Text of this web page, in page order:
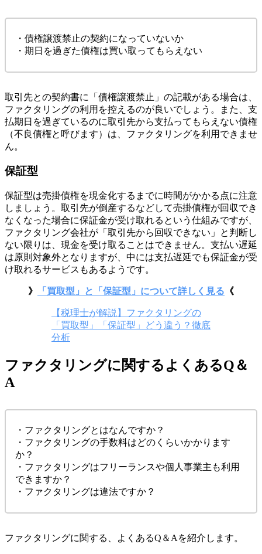
・債権譲渡禁止の契約になっていないか
・期日を過ぎた債権は買い取ってもらえない
取引先との契約書に「債権譲渡禁止」の記載がある場合は、
ファクタリングの利用を控えるのが良いでしょう。また、支
払期日を過ぎているのに取引先から支払ってもらえない債権
（不良債権と呼びます）は、ファクタリングを利用できませ
ん。
保証型
保証型は売掛債権を現金化するまでに時間がかかる点に注意
しましょう。取引先が倒産するなどして売掛債権が回収でき
なくなった場合に保証金が受け取れるという仕組みですが、
ファクタリング会社が「取引先から回収できない」と判断し
ない限りは、現金を受け取ることはできません。支払い遅延
は原則対象外となりますが、中には支払遅延でも保証金が受
け取れるサービスもあるようです。
》 「買取型」と「保証型」について詳しく見る 《
【税理士が解説】ファクタリングの
「買取型」「保証型」どう違う？徹底
分析
ファクタリングに関するよくあるQ＆
A
・ファクタリングとはなんですか？
・ファクタリングの手数料はどのくらいかかります
か？
・ファクタリングはフリーランスや個人事業主も利用
できますか？
・ファクタリングは違法ですか？
ファクタリングに関する、よくあるQ＆Aを紹介します。